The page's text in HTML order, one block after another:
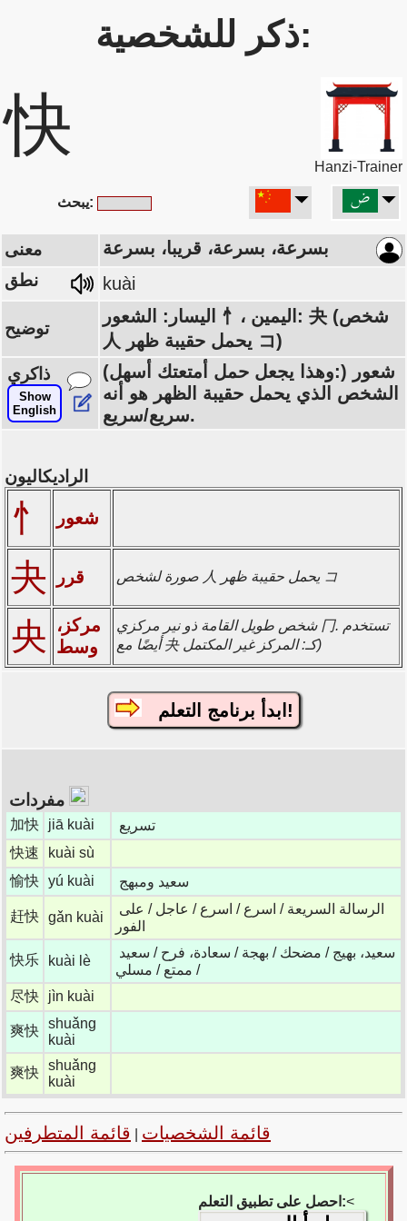
ذكر للشخصية:
快
Hanzi-Trainer
يبحث:
معنى بسرعة، بسرعة، قريبا، بسرعة
نطق kuài
توضيح
اليسار: الشعور 忄، اليمين: 夬 (شخص
人 يحمل حقيبة ظهر コ)
ذاكري
Show
English
(وهذا يجعل حمل أمتعتك أسهل:) شعور
الشخص الذي يحمل حقيبة الظهر هو أنه
سريع/سريع.
الراديكاليون
忄 شعور
夬 قرر صورة لشخص 人 يحمل حقيبة ظهر コ
央
مركز،
وسط
شخص طويل القامة ذو نير مركزي 冂. تستخدم
أيضًا مع 夬 كـ: المركز غير المكتمل)
ابدأ برنامج التعلم!
加快 jiā kuài
تسريع
快速
kuài sù
愉快 yú kuài سعيد ومبهج
赶快 gǎn kuài
الرسالة السريعة / اسرع / اسرع / عاجل / على
الفور
快乐 kuài lè
سعيد، بهيج / مضحك / بهجة / سعادة، فرح / سعيد
/ ممتع / مسلي
尽快
jìn kuài
爽快 shuǎng
kuài
爽快 shuǎng
kuài
قائمة الشخصيات قائمة المتطرفين
احصل على تطبيق التعلم:<